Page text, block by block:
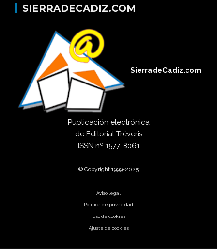
SIERRADECADIZ.COM
SierradeCadiz.com
Publicación electrónica
de Editorial Tréveris
ISSN nº 1577-8061
© Copyright 1999-2025
Aviso legal
Política de privacidad
Uso de cookies
Ajuste de cookies